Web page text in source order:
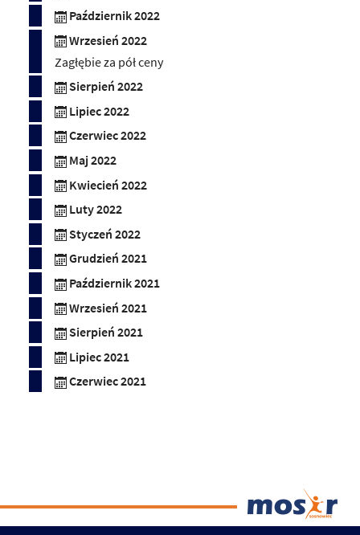
Październik 2022
Wrzesień 2022
Zagłębie za pół ceny
Sierpień 2022
Lipiec 2022
Czerwiec 2022
Maj 2022
Kwiecień 2022
Luty 2022
Styczeń 2022
Grudzień 2021
Październik 2021
Wrzesień 2021
Sierpień 2021
Lipiec 2021
Czerwiec 2021